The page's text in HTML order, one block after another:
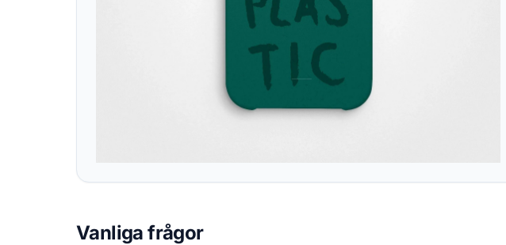
Vanliga frågor